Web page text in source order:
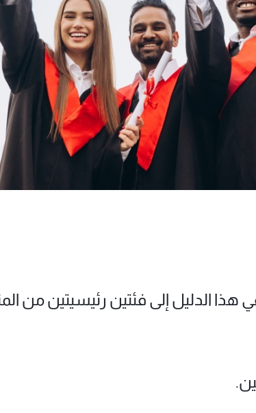
الدليل إلى فئتين رئيسيتين من